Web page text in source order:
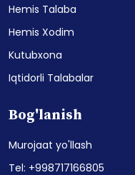
Hemis Talaba
Hemis Xodim
Kutubxona
Iqtidorli Talabalar
Bog'lanish
Murojaat yo'llash
Tel: +998717166805